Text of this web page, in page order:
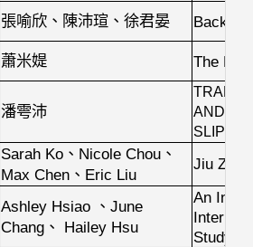
張喻欣、陳沛瑄、徐君晏 Back to
蕭米媞 The
潘雩沛
AND
Sarah Ko 、 Nicole Chou 、
Max Chen 、 Eric Liu
Jiu
Ashley Hsiao 、 June
Chang 、 Hailey Hsu
An